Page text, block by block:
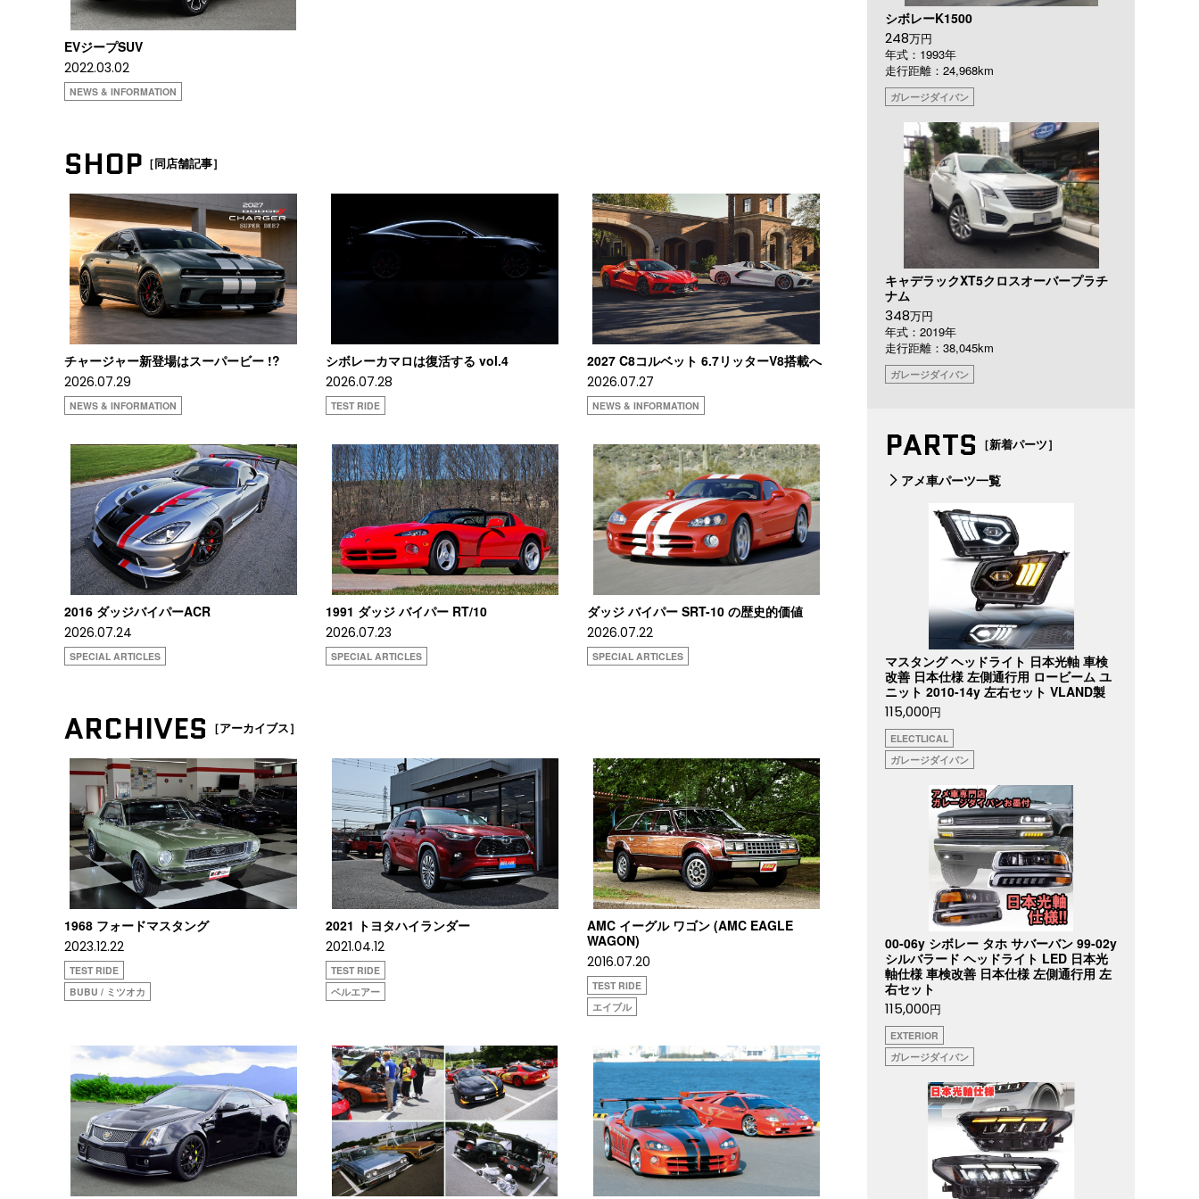
EVジープSUV
2022.03.02
NEWS & INFORMATION
SHOP ［同店舗記事］
チャージャー新登場はスーパービー !?
2026.07.29
NEWS & INFORMATION
シボレーカマロは復活する vol.4
2026.07.28
TEST RIDE
2027 C8コルベット 6.7リッターV8搭載へ
2026.07.27
NEWS & INFORMATION
2016 ダッジバイパーACR
2026.07.24
SPECIAL ARTICLES
1991 ダッジ バイパー RT/10
2026.07.23
SPECIAL ARTICLES
ダッジ バイパー SRT-10 の歴史的価値
2026.07.22
SPECIAL ARTICLES
ARCHIVES ［アーカイブス］
1968 フォードマスタング
2023.12.22
TEST RIDE
BUBU / ミツオカ
2021 トヨタハイランダー
2021.04.12
TEST RIDE
ベルエアー
AMC イーグル ワゴン (AMC EAGLE
WAGON)
2016.07.20
TEST RIDE
エイブル
シボレーK1500
248万円
年式：1993年
走行距離：24,968km
ガレージダイバン
キャデラックXT5クロスオーバープラチ
ナム
348万円
年式：2019年
走行距離：38,045km
ガレージダイバン
PARTS ［新着パーツ］
アメ車パーツ一覧
マスタング ヘッドライト 日本光軸 車検
改善 日本仕様 左側通行用 ロービーム ユ
ニット 2010-14y 左右セット VLAND製
115,000円
ELECTLICAL
ガレージダイバン
00-06y シボレー タホ サバーバン 99-02y
シルバラード ヘッドライト LED 日本光
軸仕様 車検改善 日本仕様 左側通行用 左
右セット
115,000円
EXTERIOR
ガレージダイバン